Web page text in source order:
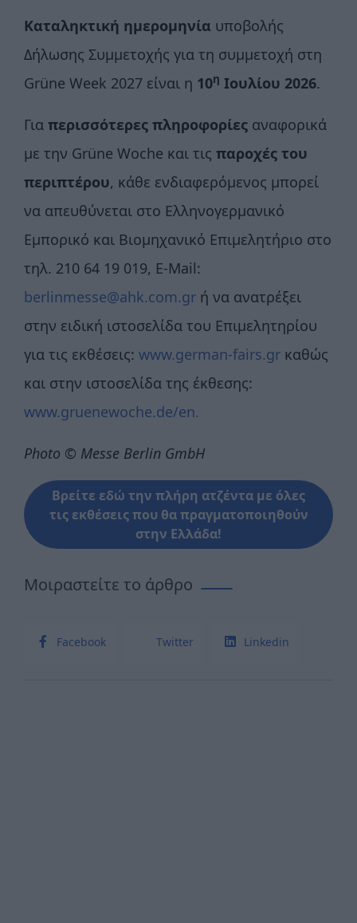
Καταληκτική ημερομηνία υποβολής
Δήλωσης Συμμετοχής για τη συμμετοχή στη
Grüne Week 2027 είναι η 10η Ιουλίου 2026.
Για περισσότερες πληροφορίες αναφορικά
με την Grüne Woche και τις παροχές του
περιπτέρου, κάθε ενδιαφερόμενος μπορεί
να απευθύνεται στο Ελληνογερμανικό
Εμπορικό και Βιομηχανικό Επιμελητήριο στο
τηλ. 210 64 19 019, E-Mail:
berlinmesse@ahk.com.gr ή να ανατρέξει
στην ειδική ιστοσελίδα του Επιμελητηρίου
για τις εκθέσεις: www.german-fairs.gr καθώς
και στην ιστοσελίδα της έκθεσης:
www.gruenewoche.de/en.
Photo © Messe Berlin GmbH
Βρείτε εδώ την πλήρη ατζέντα με όλες
τις εκθέσεις που θα πραγματοποιηθούν
στην Ελλάδα!
Μοιραστείτε το άρθρο
Facebook Twitter Linkedin